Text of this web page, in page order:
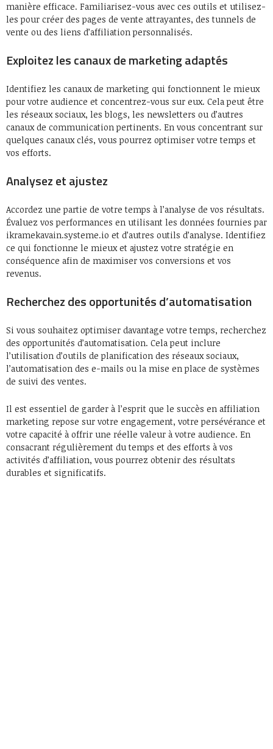
manière efficace. Familiarisez-vous avec ces outils et utilisez-
les pour créer des pages de vente attrayantes, des tunnels de
vente ou des liens d’affiliation personnalisés.
Exploitez les canaux de marketing adaptés
Identifiez les canaux de marketing qui fonctionnent le mieux
pour votre audience et concentrez-vous sur eux. Cela peut être
les réseaux sociaux, les blogs, les newsletters ou d’autres
canaux de communication pertinents. En vous concentrant sur
quelques canaux clés, vous pourrez optimiser votre temps et
vos efforts.
Analysez et ajustez
Accordez une partie de votre temps à l’analyse de vos résultats.
Évaluez vos performances en utilisant les données fournies par
ikramekavain.systeme.io et d’autres outils d’analyse. Identifiez
ce qui fonctionne le mieux et ajustez votre stratégie en
conséquence afin de maximiser vos conversions et vos
revenus.
Recherchez des opportunités d’automatisation
Si vous souhaitez optimiser davantage votre temps, recherchez
des opportunités d’automatisation. Cela peut inclure
l’utilisation d’outils de planification des réseaux sociaux,
l’automatisation des e-mails ou la mise en place de systèmes
de suivi des ventes.
Il est essentiel de garder à l’esprit que le succès en affiliation
marketing repose sur votre engagement, votre persévérance et
votre capacité à offrir une réelle valeur à votre audience. En
consacrant régulièrement du temps et des efforts à vos
activités d’affiliation, vous pourrez obtenir des résultats
durables et significatifs.